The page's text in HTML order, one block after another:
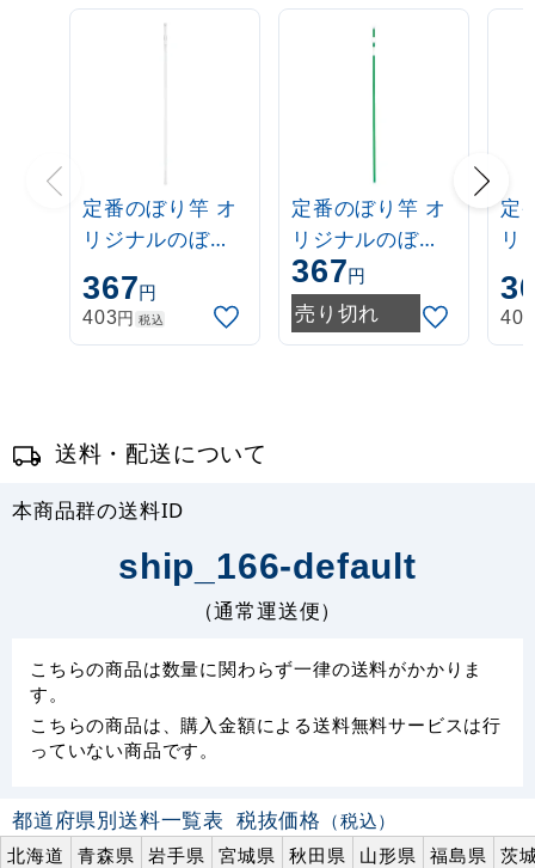
定番のぼり竿 オ
リジナルのぼり
ポール 1.6～3m
伸縮式 白
(30537***)
367円
403円 税込
定番のぼり竿 オ
リジナルのぼり
ポール 1.6～3m
伸縮式 緑
(30537GRN)
367円
売り切れ
定
リ
ポ
伸
403
送料・配送について
本商品群の送料ID
ship_166-default
（通常運送便）
こちらの商品は数量に関わらず一律の送料がかかりま
す。
こちらの商品は、購入金額による送料無料サービスは行
っていない商品です。
都道府県別送料一覧表 税抜価格 （税込）
北海道
青森県 岩手県 宮城県 秋田県 山形県 福島県 茨